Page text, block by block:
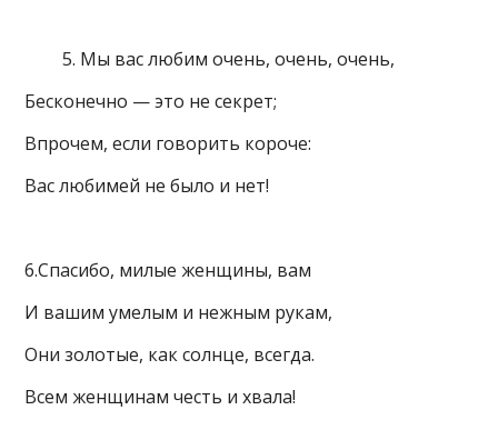
Мы вас любим очень, очень, очень,
Бесконечно — это не секрет;
Впрочем, если говорить короче:
Вас любимей не было и нет!
6.Спасибо, милые женщины, вам
И вашим умелым и нежным рукам,
Они золотые, как солнце, всегда.
Всем женщинам честь и хвала!